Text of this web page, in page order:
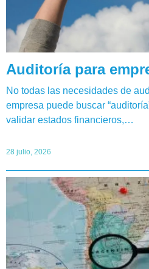
Auditoría para
No todas las necesidades de
empresa puede buscar
validar estados financieros,…
28 julio, 2026